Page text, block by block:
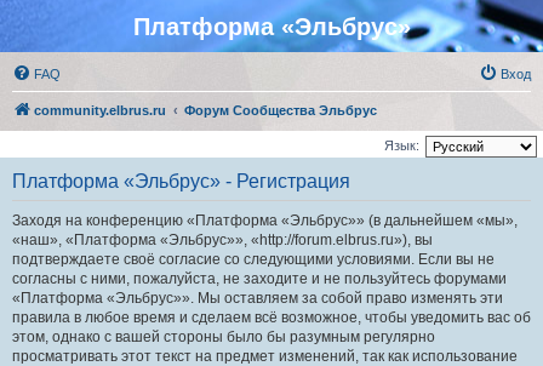
Платформа «Эльбрус»
FAQ Вход
community.elbrus.ru Форум Сообщества Эльбрус
Язык:
Платформа «Эльбрус» - Регистрация
Заходя на конференцию «Платформа «Эльбрус»» (в дальнейшем «мы»,
«наш», «Платформа «Эльбрус»», «http://forum.elbrus.ru»), вы
подтверждаете своё согласие со следующими условиями. Если вы не
согласны с ними, пожалуйста, не заходите и не пользуйтесь форумами
«Платформа «Эльбрус»». Мы оставляем за собой право изменять эти
правила в любое время и сделаем всё возможное, чтобы уведомить вас об
этом, однако с вашей стороны было бы разумным регулярно
просматривать этот текст на предмет изменений, так как использование